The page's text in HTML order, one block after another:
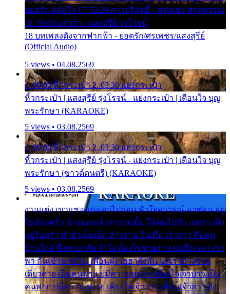
ยอดรัก สลักใจ 17. 52:29 สาวบริสุทธิ์ - ศรเพชร ศรสุพรรณ
18. 56:05 แต๋วจ๋า - แสงสุรีย์ รุ่งโรจน์
18 บทเพลงดังจากฟากฟ้า - ยอดรัก/ศรเพชร/แสงสุรีย์
(Official Audio)
5 views • 04.08.2569
1. 00:00 หิ้วกระเป๋า 2. 03:30 แย่งกระเป๋า
หิ้วกระเป๋า | แสงสุรีย์ รุ่งโรจน์ - แย่งกระเป๋า | เตือนใจ บุญ
พระรักษา (KARAOKE)
5 views • 03.08.2569
1. 00:00 หิ้วกระเป๋า 2. 03:30 แย่งกระเป๋า
หิ้วกระเป๋า | แสงสุรีย์ รุ่งโรจน์ - แย่งกระเป๋า | เตือนใจ บุญ
พระรักษา (ซาวด์ดนตรี) (KARAOKE)
5 views • 03.08.2569
งานแต่ง เขาแซง แย่งเอาไปก่อน หัวใจอาวรณ์ มาซ่อน อยู่
ในห้องครัว ข้างนอกเจ้าสาว ส่งยิ้ม ให้คนไปทั่ว แต่เรา เฝ้า
อยู่ในครัว ทำตัวเป็นเด็ก ล้างจาน ในเมื่อ เจ้าสาว คือคน
บ้านใกล้ พึ่งพาอาศัย จำใจ ต้องไปช่วยงาน พอถึงเวลา เขา
พา กันเข้าพาขวัญ เพื่อนฝูง เฮฮาดังลั่น แต่เราล้างจาน
เดียวดาย เป็นคนพ่าย บ่มีความหมาย เคียงใจเจ้าบ่าว เป็น
คนพ่าย บ่มีความหมาย เคียงใจเจ้าบ่าว เพื่อนเจ้าสาว ยัง